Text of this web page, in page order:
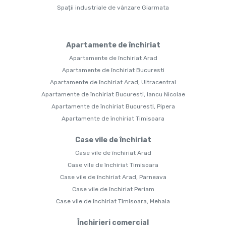
Spații industriale de vânzare Giarmata
Apartamente de închiriat
Apartamente de închiriat Arad
Apartamente de închiriat Bucuresti
Apartamente de închiriat Arad, Ultracentral
Apartamente de închiriat Bucuresti, Iancu Nicolae
Apartamente de închiriat Bucuresti, Pipera
Apartamente de închiriat Timisoara
Case vile de închiriat
Case vile de închiriat Arad
Case vile de închiriat Timisoara
Case vile de închiriat Arad, Parneava
Case vile de închiriat Periam
Case vile de închiriat Timisoara, Mehala
Închirieri comercial